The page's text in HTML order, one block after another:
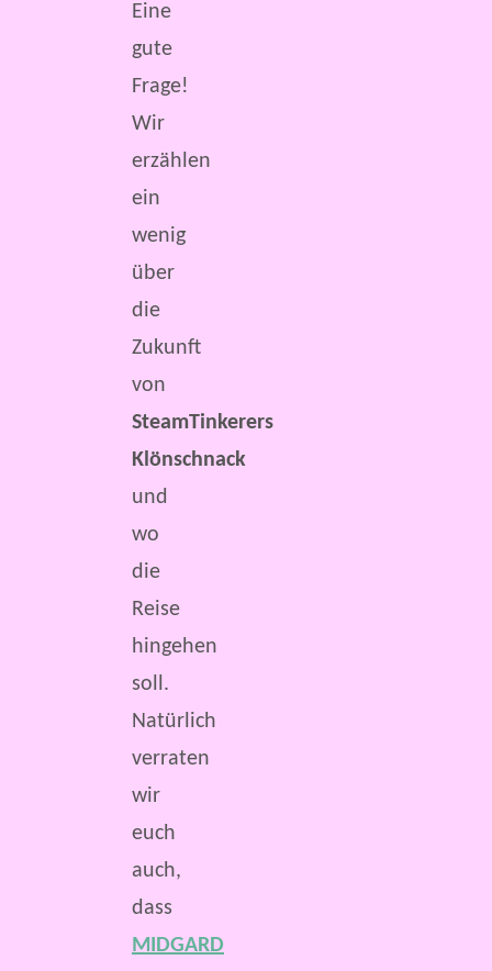
Eine
gute
Frage!
Wir
erzählen
ein
wenig
über
die
Zukunft
von
SteamTinkerers
Klönschnack
und
wo
die
Reise
hingehen
soll.
Natürlich
verraten
wir
euch
auch,
dass
MIDGARD